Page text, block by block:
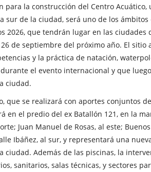
para la construcción del Centro Acuático,
sur de la ciudad, será uno de los
2026, que tendrán lugar en las ciudades
de septiembre del próximo año. El
y la práctica de natación,
el evento internacional y que
ciudad.
que se realizará con aportes conjuntos
en el predio del ex Batallón 121, en la
Juan Manuel de Rosas, al este;
Ibáñez, al sur, y representará una
ciudad. Además de las piscinas, la
sanitarios, salas técnicas, y sectores